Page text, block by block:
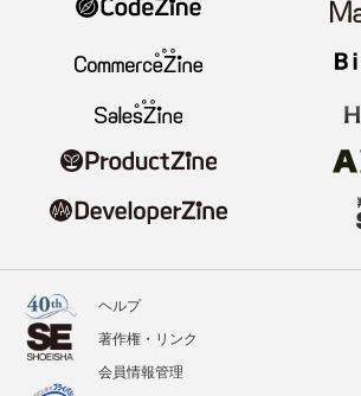
ヘルプ
著作権・リンク
会員情報管理